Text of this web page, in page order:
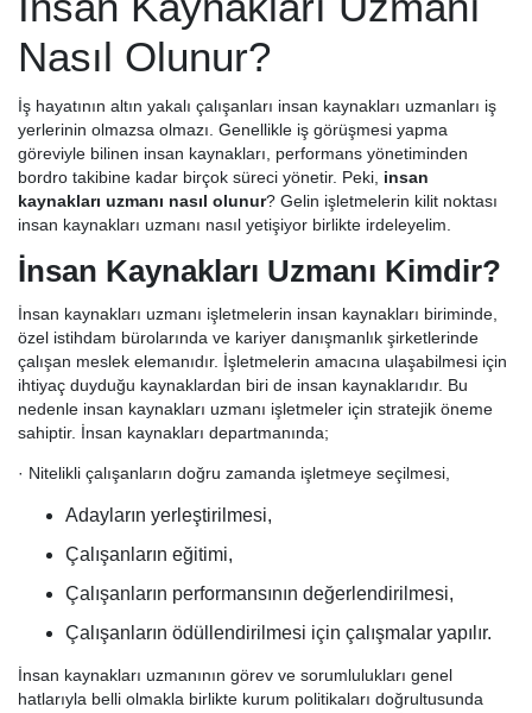
Nasıl Olunur?
İş hayatının altın yakalı çalışanları insan kaynakları uzmanları iş
yerlerinin olmazsa olmazı. Genellikle iş görüşmesi yapma
göreviyle bilinen insan kaynakları, performans yönetiminden
bordro takibine kadar birçok süreci yönetir. Peki, insan
kaynakları uzmanı nasıl olunur? Gelin işletmelerin kilit noktası
insan kaynakları uzmanı nasıl yetişiyor birlikte irdeleyelim.
İnsan Kaynakları Uzmanı Kimdir?
İnsan kaynakları uzmanı işletmelerin insan kaynakları biriminde,
özel istihdam bürolarında ve kariyer danışmanlık şirketlerinde
çalışan meslek elemanıdır. İşletmelerin amacına ulaşabilmesi için
ihtiyaç duyduğu kaynaklardan biri de insan kaynaklarıdır. Bu
nedenle insan kaynakları uzmanı işletmeler için stratejik öneme
sahiptir. İnsan kaynakları departmanında;
· Nitelikli çalışanların doğru zamanda işletmeye seçilmesi,
Adayların yerleştirilmesi,
Çalışanların eğitimi,
Çalışanların performansının değerlendirilmesi,
Çalışanların ödüllendirilmesi için çalışmalar yapılır.
İnsan kaynakları uzmanının görev ve sorumlulukları genel
hatlarıyla belli olmakla birlikte kurum politikaları doğrultusunda